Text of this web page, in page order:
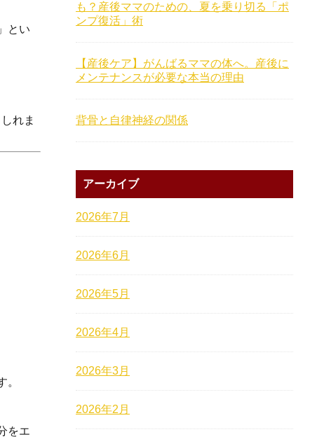
とい
れま
をエ
も？産後ママのための、夏を乗り切る「ポ
ンプ復活」術
【産後ケア】がんばるママの体へ。産後に
メンテナンスが必要な本当の理由
背骨と自律神経の関係
アーカイブ
2026年7月
2026年6月
2026年5月
2026年4月
2026年3月
2026年2月